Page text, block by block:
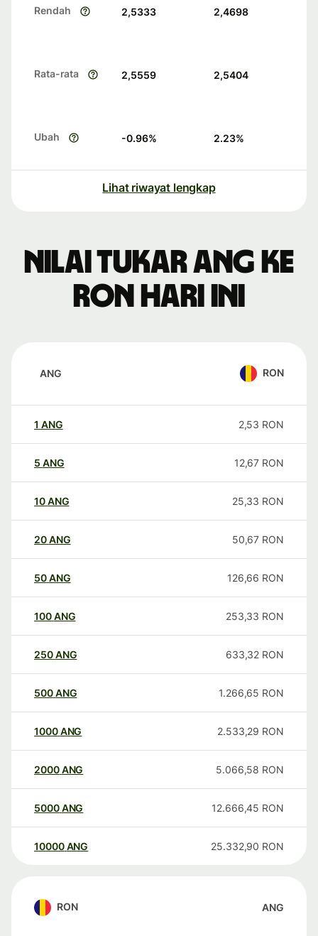
Rendah 2,5333 2,4698
Rata-rata 2,5559 2,5404
Ubah -0.96% 2.23%
Lihat riwayat lengkap
Nilai tukar ANG ke
RON hari ini
ANG RON
1 ANG 2,53 RON
5 ANG 12,67 RON
10ANG 25,33 RON
20ANG 50,67 RON
50ANG 126,66 RON
100ANG 253,33 RON
250ANG 633,32 RON
500ANG 1.266,65 RON
1000ANG 2.533,29 RON
2000ANG 5.066,58 RON
5000ANG 12.666,45 RON
10000 ANG 25.332,90 RON
RON ANG